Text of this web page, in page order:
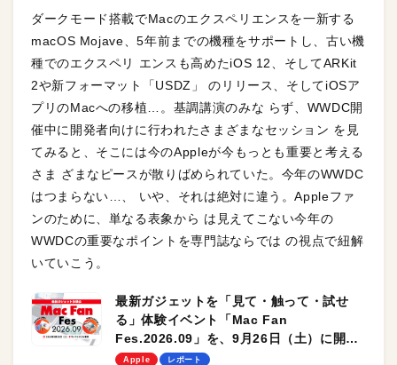
ダークモード搭載でMacのエクスペリエンスを一新する
macOS Mojave、5年前までの機種をサポートし、古い機
種でのエクスペリ エンスも高めたiOS 12、そしてARKit
2や新フォーマット「USDZ」 のリリース、そしてiOSア
プリのMacへの移植…。基調講演のみな らず、WWDC開
催中に開発者向けに行われたさまざまなセッション を見
てみると、そこには今のAppleが今もっとも重要と考える
さま ざまなピースが散りばめられていた。今年のWWDC
はつまらない…、 いや、それは絶対に違う。Appleファ
ンのために、単なる表象から は見えてこない今年の
WWDCの重要なポイントを専門誌ならでは の視点で紐解
いていこう。
最新ガジェットを「見て・触って・試せ
る」体験イベント「Mac Fan
Fes.2026.09」を、9月26日（土）に開催
します！
Apple レポート